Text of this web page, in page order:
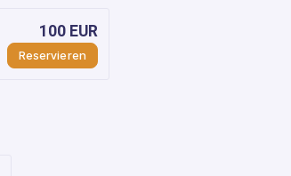
100 EUR
Reservieren